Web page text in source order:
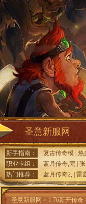
圣意新服网
新手指南： 复古传奇模 热
职业卡组：
蓝月传奇,完
热门推荐：
蓝月传奇2, 雷
圣意新服网 > 1.76新开传奇